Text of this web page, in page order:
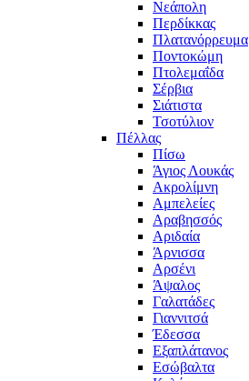
Νεάπολη
Περδίκκας
Πλατανόρρευμα
Ποντοκώμη
Πτολεμαΐδα
Σέρβια
Σιάτιστα
Τσοτύλιον
Πέλλας
Πίσω
Άγιος Λουκάς
Ακρολίμνη
Αμπελείες
Αραβησσός
Αριδαία
Άρνισσα
Αρσένι
Άψαλος
Γαλατάδες
Γιαννιτσά
Έδεσσα
Εξαπλάτανος
Εσώβαλτα